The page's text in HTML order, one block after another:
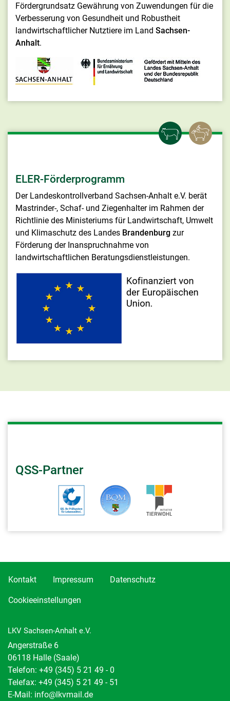
Fördergrundsatz Gewährung von Zuwendungen für die
Verbesserung von Gesundheit und Robustheit
landwirtschaftlicher Nutztiere im Land Sachsen-
Anhalt.
ELER-Förderprogramm
Der Landeskontrollverband Sachsen-Anhalt e.V. berät
Mastrinder-, Schaf- und Ziegenhalter im Rahmen der
Richtlinie des Ministeriums für Landwirtschaft, Umwelt
und Klimaschutz des Landes Brandenburg zur
Förderung der Inanspruchnahme von
landwirtschaftlichen Beratungsdienstleistungen.
QSS-Partner
Kontakt Impressum Datenschutz
Cookieeinstellungen
LKV Sachsen-Anhalt e.V.
Angerstraße 6
06118 Halle (Saale)
Telefon: +49 (345) 5 21 49 - 0
Telefax: +49 (345) 5 21 49 - 51
E-Mail: info@lkvmail.de